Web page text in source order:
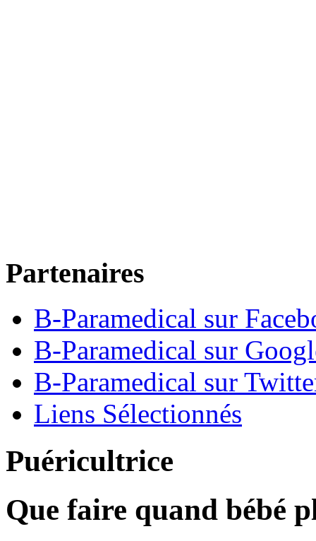
Partenaires
B-Paramedical sur
B-Paramedical sur
B-Paramedical sur
Liens Sélectionnés
Puéricultrice
Que faire quand bébé